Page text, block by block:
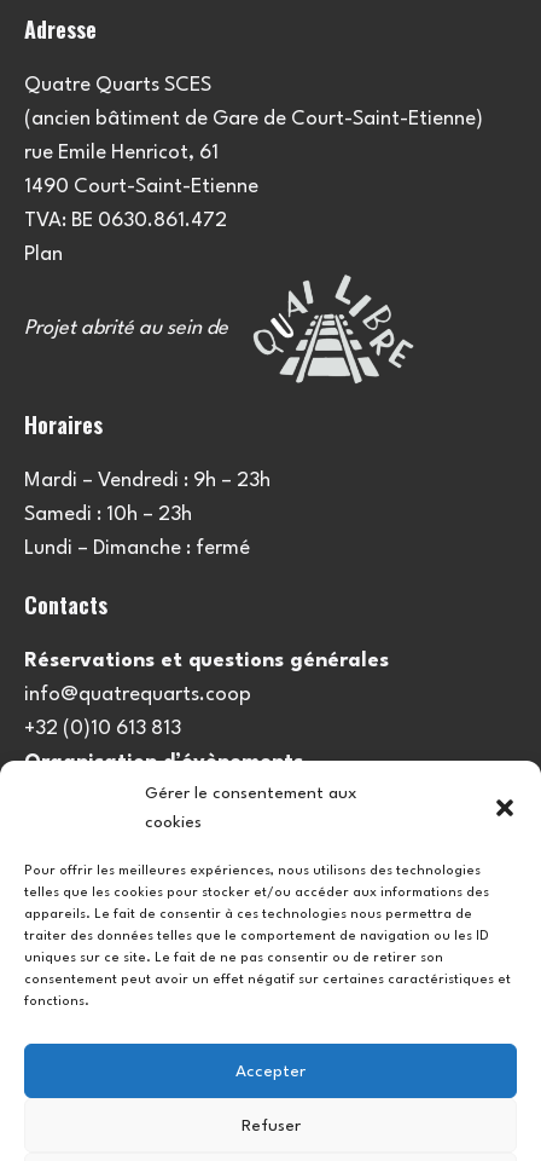
Gérer le consentement aux
cookies
Pour offrir les meilleures expériences, nous utilisons des technologies
telles que les cookies pour stocker et/ou accéder aux informations des
appareils. Le fait de consentir à ces technologies nous permettra de
traiter des données telles que le comportement de navigation ou les ID
uniques sur ce site. Le fait de ne pas consentir ou de retirer son
consentement peut avoir un effet négatif sur certaines caractéristiques et
fonctions.
Accepter
Refuser
Adresse
Quatre Quarts SCES
(ancien bâtiment de Gare de Court-Saint-Etienne)
rue Emile Henricot, 61
1490 Court-Saint-Etienne
TVA: BE 0630.861.472
Plan
Projet abrité au sein de
Horaires
Mardi – Vendredi : 9h – 23h
Samedi : 10h – 23h
Lundi – Dimanche : fermé
Contacts
Réservations et questions générales
info@quatrequarts.coop
+32 (0)10 613 813
Organisation d’évènements
viedulieu@quatrequarts.coop
Politique de cookies (UE)